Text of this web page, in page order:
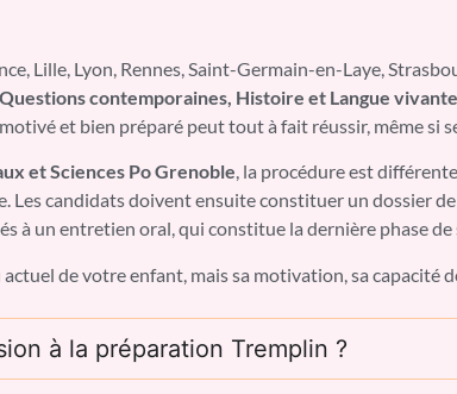
Lille, Lyon, Rennes, Saint-Germain-en-Laye,
Questions contemporaines, Histoire et Langue vivante
et bien préparé peut tout à fait réussir, même si
et Sciences Po Grenoble, la procédure est
Les candidats doivent ensuite constituer un dossier
à un entretien oral, qui constitue la dernière phase
actuel de votre enfant, mais sa motivation, sa
à la préparation Tremplin ?